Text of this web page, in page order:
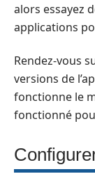
alors essayez
applications
Rendez-vous
versions de
fonctionne le
fonctionné